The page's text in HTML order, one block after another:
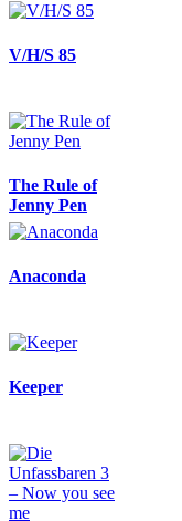
V/H/S 85
The Rule of
Jenny Pen
Anaconda
Keeper